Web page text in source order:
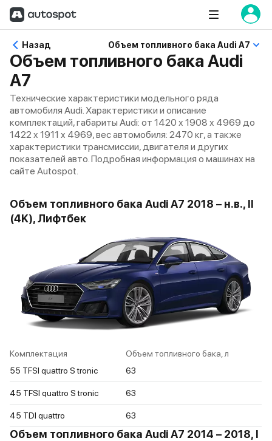
Назад Объем топливного бака Audi A7
Объем топливного бака Audi
A7
Технические характеристики модельного ряда
автомобиля Audi. Характеристики и описание
комплектаций, габариты Audi: от 1420 x 1908 x 4969 до
1422 x 1911 x 4969, вес автомобиля: 2470 кг, а также
характеристики трансмиссии, двигателя и других
показателей авто. Подробная информация о машинах на
сайте Autospot.
Объем топливного бака Audi A7 2018 – н.в., II
(4K), Лифтбек
Комплектация
Объем топливного бака, л
55 TFSI quattro S tronic
63
45 TFSI quattro S tronic 63
45 TDI quattro 63
Объем топливного бака Audi A7 2014 – 2018, I